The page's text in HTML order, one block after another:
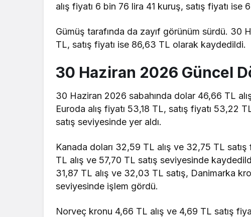
alış fiyatı 6 bin 76 lira 41 kuruş, satış fiyatı
Gümüş tarafında da zayıf görünüm sürdü. 30
TL, satış fiyatı ise 86,63 TL olarak kaydedildi.
30 Haziran 2026 Güncel
30 Haziran 2026 sabahında dolar 46,66 TL
Euroda alış fiyatı 53,18 TL, satış fiyatı 53,22
satış seviyesinde yer aldı.
Kanada doları 32,59 TL alış ve 32,75 TL
TL alış ve 57,70 TL satış seviyesinde
31,87 TL alış ve 32,03 TL satış, Danimarka
seviyesinde işlem gördü.
Norveç kronu 4,66 TL alış ve 4,69 TL satış